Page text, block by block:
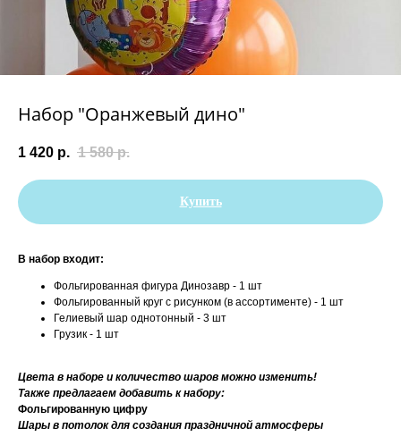
Набор "Оранжевый дино"
1 420 р. 1 580 р.
Купить
В набор входит:
Фольгированная фигура Динозавр - 1 шт
Фольгированный круг с рисунком (в ассортименте) - 1 шт
Гелиевый шар однотонный - 3 шт
Грузик - 1 шт
Цвета в наборе и количество шаров можно изменить!
Также предлагаем добавить к набору:
Фольгированную цифру
Шары в потолок для создания праздничной атмосферы